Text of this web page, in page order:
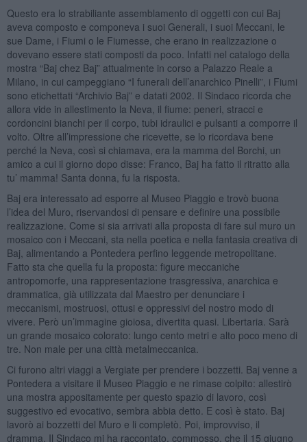
Questo era lo strabiliante assemblamento di oggetti con cui Baj
aveva composto e componeva i suoi Generali, i suoi Meccani, le
sue Dame, i Fiumi o le Fiumesse, che erano in realizzazione o
dovevano essere stati composti da poco. Infatti nel catalogo della
mostra “Baj chez Baj” attualmente in corso a Palazzo Reale a
Milano, in cui campeggiano “I funerali dell’anarchico Pinelli”, i Fiumi
sono etichettati “Archivio Baj” e datati 2002. Il Sindaco ricorda che
allora vide in allestimento la Neva, il fiume: peneri, stracci e
cordoncini bianchi per il corpo, tubi idraulici e pulsanti a comporre il
volto. Oltre all’impressione che ricevette, se lo ricordava bene
perché la Neva, così si chiamava, era la mamma del Borchi, un
amico a cui il giorno dopo disse: Franco, Baj ha fatto il ritratto alla
tu’ mamma! Santa donna, fu la risposta.
Baj era interessato ad esporre al Museo Piaggio e trovò buona
l’idea del Muro, riservandosi di pensare e definire una possibile
realizzazione. Come si sia arrivati alla proposta di fare sul muro un
mosaico con i Meccani, sta nella poetica e nella fantasia creativa di
Baj, alimentando a Pontedera perfino leggende metropolitane.
Fatto sta che quella fu la proposta: figure meccaniche
antropomorfe, una rappresentazione trasgressiva, anarchica e
drammatica, già utilizzata dal Maestro per denunciare i
meccanismi, mostruosi, ottusi e oppressivi del nostro modo di
vivere. Però un’immagine gioiosa, divertita quasi. Libertaria. Sarà
un grande mosaico colorato: lungo cento metri e alto poco meno di
tre. Non male per una città metalmeccanica.
Ci furono altri viaggi a Vergiate per prendere i bozzetti. Baj venne a
Pontedera a visitare il Museo Piaggio e ne rimase colpito: allestirò
una mostra appositamente per questo spazio di lavoro, così
suggestivo ed evocativo, sembra abbia detto. E così è stato. Baj
lavorò ai bozzetti del Muro e li completò. Poi, improvviso, il
dramma. Il Sindaco mi ha raccontato, commosso, che il 15 giugno